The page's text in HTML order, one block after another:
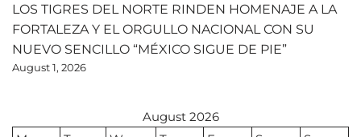
LOS TIGRES DEL NORTE RINDEN HOMENAJE A LA
FORTALEZA Y EL ORGULLO NACIONAL CON SU
NUEVO SENCILLO “MÉXICO SIGUE DE PIE”
August 1, 2026
August 2026